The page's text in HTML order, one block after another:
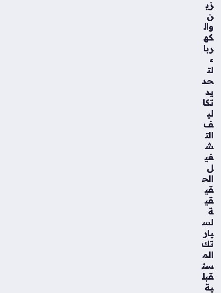
زي
ن
وال
كه
ربا
ء
لت
حد
يد
تكا
لي
ف
الت
ش
غي
ل
الح
قي
قي
ة
لس
يار
تك
الم
ست
قبل
ية